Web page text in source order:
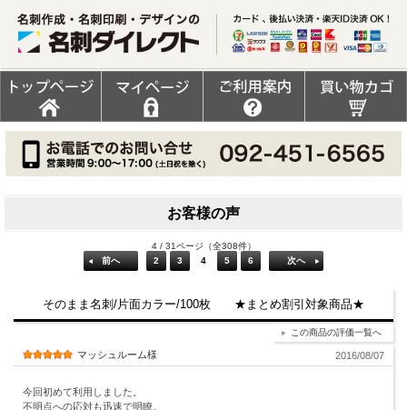
お客様の声
4 / 31ページ（全308件）
前へ
2 3 4 5 6 次へ
そのまま名刺/片面カラー/100枚 ★まとめ割引対象商品★
この商品の評価一覧へ
マッシュルーム様 2016/08/07
今回初めて利用しました。
不明点への応対も迅速で明瞭。